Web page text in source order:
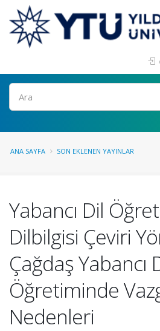
Ara
ANA SAYFA SON EKLENEN YAYINLAR
Yabancı Dil
Dilbilgisi­ Çeviri
Çağdaş Yabancı
Öğretiminde
Nedenleri